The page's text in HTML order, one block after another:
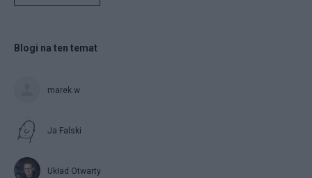
Blogi na ten temat
marek.w
Ja Falski
Układ Otwarty